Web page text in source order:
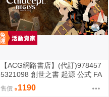
【ACG網路書店】(代訂)978457
5321098 創世之書 起源 公式 FA
NBOOK
售價 1190